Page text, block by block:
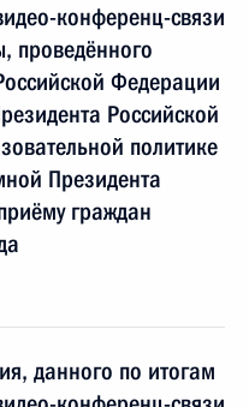
конференц-связи
проведённого
Федерации
Российской
политике
Президента
граждан
данного по итогам